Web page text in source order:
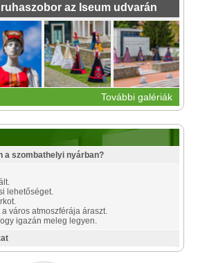
az Iseum udvarán
További galériák
a szombathelyi nyárban?
lehetőséget.
város atmoszférája áraszt.
igazán meleg legyen.